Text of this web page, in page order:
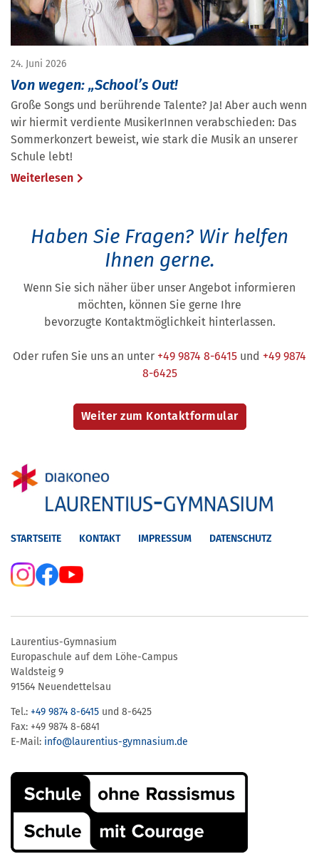
24. Juni 2026
Von wegen: „School’s Out!
Große Songs und berührende Talente? Ja! Aber auch wenn
wir hiermit verdiente MusikerInnen verabschieden: Das
Sommerkonzert beweist, wie stark die Musik an unserer
Schule lebt!
Weiterlesen
Haben Sie Fragen? Wir helfen
Ihnen gerne.
Wenn Sie sich näher über unser Angebot informieren
möchten, können Sie gerne Ihre
bevorzugte Kontaktmöglichkeit hinterlassen.
Oder rufen Sie uns an unter +49 9874 8-6415 und +49 9874
8-6425
STARTSEITE KONTAKT IMPRESSUM DATENSCHUTZ
Laurentius-Gymnasium
Europaschule auf dem Löhe-Campus
Waldsteig 9
91564 Neuendettelsau
Tel.: +49 9874 8-6415 und 8-6425
Fax: +49 9874 8-6841
E-Mail: info@laurentius-gymnasium.de